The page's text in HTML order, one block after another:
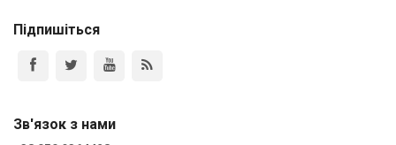
Підпишіться
Зв'язок з нами